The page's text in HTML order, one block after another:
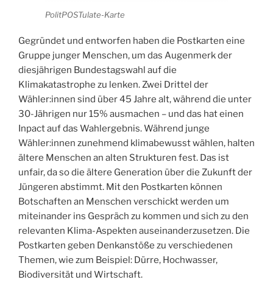
PolitPOSTulate-Karte
Gegründet und entworfen haben die Postkarten eine
Gruppe junger Menschen, um das Augenmerk der
diesjährigen Bundestagswahl auf die
Klimakatastrophe zu lenken. Zwei Drittel der
Wähler:innen sind über 45 Jahre alt, während die unter
30-Jährigen nur 15% ausmachen – und das hat einen
Inpact auf das Wahlergebnis. Während junge
Wähler:innen zunehmend klimabewusst wählen, halten
ältere Menschen an alten Strukturen fest. Das ist
unfair, da so die ältere Generation über die Zukunft der
Jüngeren abstimmt. Mit den Postkarten können
Botschaften an Menschen verschickt werden um
miteinander ins Gespräch zu kommen und sich zu den
relevanten Klima-Aspekten auseinanderzusetzen. Die
Postkarten geben Denkanstöße zu verschiedenen
Themen, wie zum Beispiel: Dürre, Hochwasser,
Biodiversität und Wirtschaft.